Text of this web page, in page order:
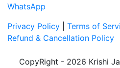
WhatsApp
Privacy Policy
Terms of
Refund & Cancellation Policy
CopyRight - 2026 Krishi